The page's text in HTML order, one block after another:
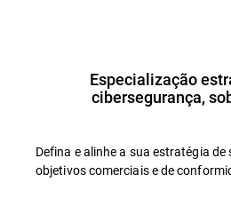
Especialização
cibersegurança,
Defina e alinhe a sua estratégia
objetivos comerciais e de